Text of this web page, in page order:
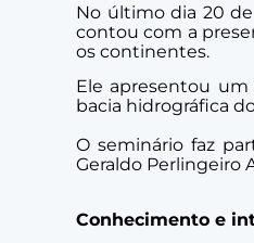
No último dia 20
contou com a
os continentes.
Ele apresentou
bacia hidrográfica
O seminário faz
Geraldo Perlingeiro
Conhecimento e